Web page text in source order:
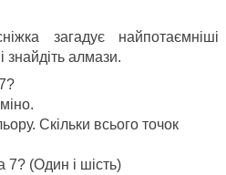
загадує найпотаємніші
знайдіть алмази.
Скільки всього точок
7? (Один і шість)